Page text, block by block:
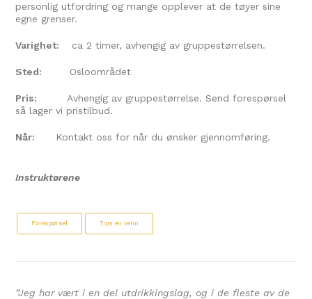
personlig utfordring og mange opplever at de tøyer sine
egne grenser.
Varighet: ca 2 timer, avhengig av gruppestørrelsen.
Sted: Osloområdet
Pris: Avhengig av gruppestørrelse.Send forespørsel
så lager vi pristilbud.
Når: Kontakt oss for når du ønsker gjennomføring.
Instruktørene
Forespørsel Tips en venn
”Jeg har vært i en del utdrikkingslag, og i de fleste av de